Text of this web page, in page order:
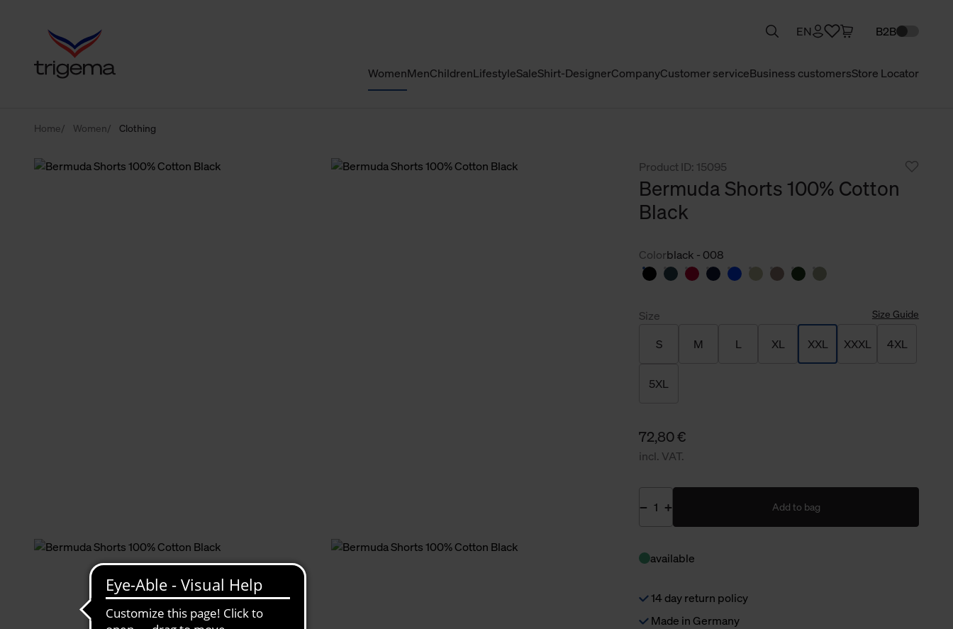
WomenMenChildrenLifestyleSaleShirt-DesignerCompanyCustomer serviceBusiness customersStore Locator
EN B2B
Home Women Clothing
Product ID: 15095
Bermuda Shorts 100% Cotton
Black
Colorblack - 008
Size Size Guide
S M L XL XXL XXXL 4XL
5XL
72,80 €
incl. VAT.
Add to bag
available
14 day return policy
Made in Germany